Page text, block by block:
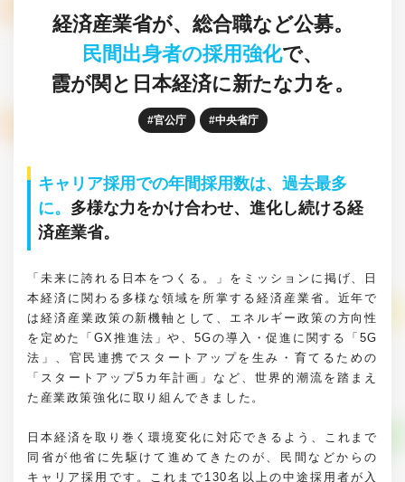
経済産業省が、総合職など公募。
民間出身者の採用強化で、
霞が関と日本経済に新たな力を。
官公庁 中央省庁
キャリア採用での年間採用数は、過去最多
に。 多様な力をかけ合わせ、進化し続ける経
済産業省。
「未来に誇れる日本をつくる。」をミッションに掲げ、日
本経済に関わる多様な領域を所掌する経済産業省。近年で
は経済産業政策の新機軸として、エネルギー政策の方向性
を定めた「GX推進法」や、5Gの導入・促進に関する「5G
法」、官民連携でスタートアップを生み・育てるための
「スタートアップ5カ年計画」など、世界的潮流を踏まえ
た産業政策強化に取り組んできました。
日本経済を取り巻く環境変化に対応できるよう、これまで
同省が他省に先駆けて進めてきたのが、民間などからの
キャリア採用です。これまで130名以上の中途採用者が入